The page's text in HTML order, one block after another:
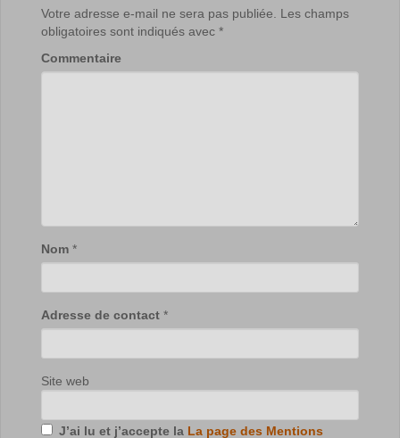
Votre adresse e-mail ne sera pas publiée.
Les champs
obligatoires sont indiqués avec *
Commentaire
Nom *
Adresse de contact *
Site web
J’ai lu et j’accepte la La page des Mentions